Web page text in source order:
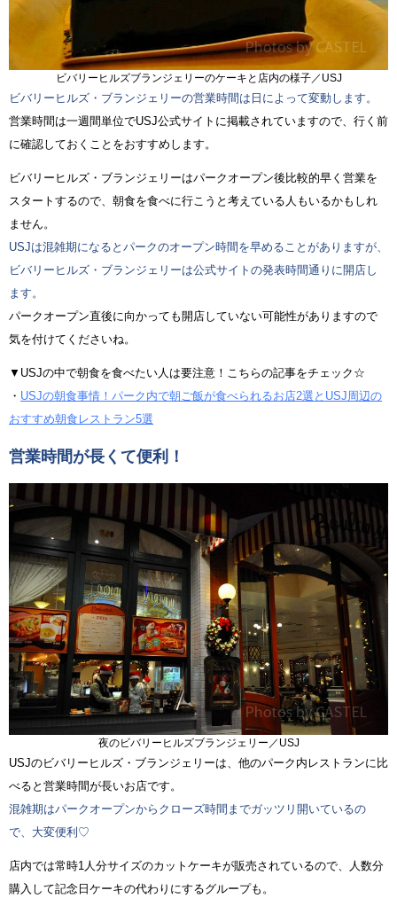
ビバリーヒルズブランジェリーのケーキと店内の様子／USJ
ビバリーヒルズ・ブランジェリーの営業時間は日によって変動します。
営業時間は一週間単位でUSJ公式サイトに掲載されていますので、行く前
に確認しておくことをおすすめします。
ビバリーヒルズ・ブランジェリーはパークオープン後比較的早く営業を
スタートするので、朝食を食べに行こうと考えている人もいるかもしれ
ません。
USJは混雑期になるとパークのオープン時間を早めることがありますが、
ビバリーヒルズ・ブランジェリーは公式サイトの発表時間通りに開店し
ます。
パークオープン直後に向かっても開店していない可能性がありますので
気を付けてくださいね。
▼USJの中で朝食を食べたい人は要注意！こちらの記事をチェック☆
・ USJの朝食事情！パーク内で朝ご飯が食べられるお店2選とUSJ周辺の
おすすめ朝食レストラン5選
営業時間が長くて便利！
夜のビバリーヒルズブランジェリー／USJ
USJのビバリーヒルズ・ブランジェリーは、他のパーク内レストランに比
べると営業時間が長いお店です。
混雑期はパークオープンからクローズ時間までガッツリ開いているの
で、大変便利♡
店内では常時1人分サイズのカットケーキが販売されているので、人数分
購入して記念日ケーキの代わりにするグループも。